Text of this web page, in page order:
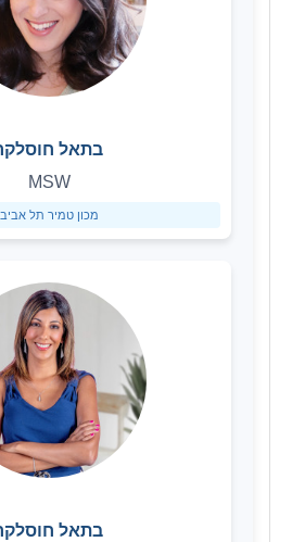
בתאל
MSW
מכון טמיר תל אביב
בתאל